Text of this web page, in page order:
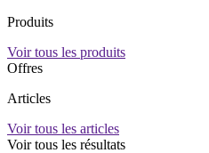
Produits
Voir tous les produits
Offres
Articles
Voir tous les articles
Voir tous les résultats